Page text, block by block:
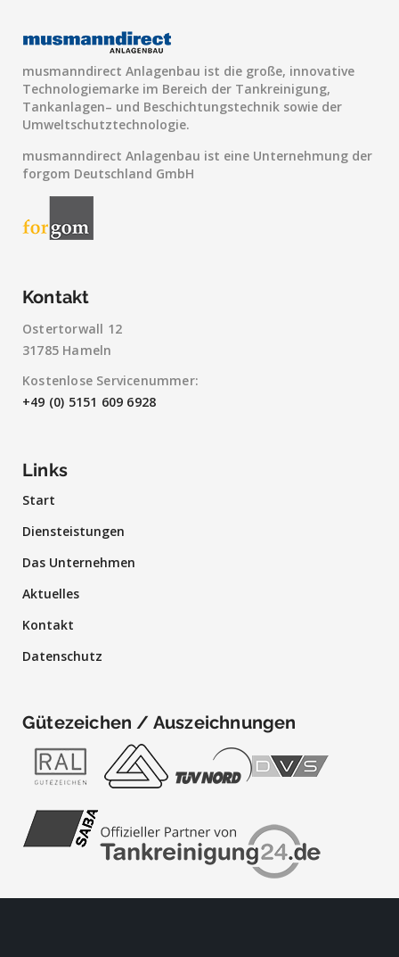
musmanndirect Anlagenbau ist die große, innovative
Technologiemarke im Bereich der Tankreinigung,
Tankanlagen– und Beschichtungstechnik sowie der
Umweltschutztechnologie.
musmanndirect Anlagenbau ist eine Unternehmung der
forgom Deutschland GmbH
Kontakt
Ostertorwall 12
31785 Hameln
Kostenlose Servicenummer:
+49 (0) 5151 609 6928
Links
Start
Diensteistungen
Das Unternehmen
Aktuelles
Kontakt
Datenschutz
Gütezeichen / Auszeichnungen